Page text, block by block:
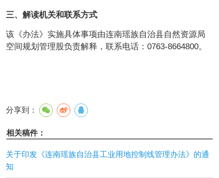
三、解读机关和联系方式
该《办法》实施具体事项由连南瑶族自治县自然资源局
空间规划管理股负责解释，联系电话：0763-8664800。
分享到：
相关稿件：
关于印发《连南瑶族自治县工业用地控制线管理办法》的通
知